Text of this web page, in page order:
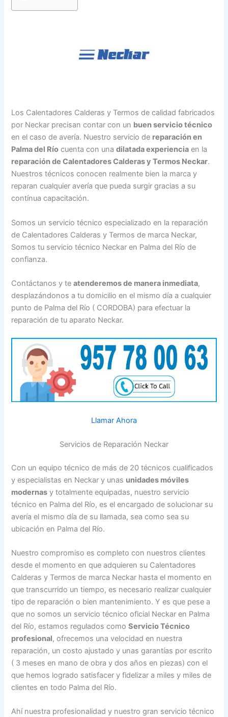
Los Calentadores Calderas y Termos de calidad fabricados
por Neckar precisan contar con un buen servicio técnico
en el caso de avería. Nuestro servicio de reparación en
Palma del Río cuenta con unadilatada experiencia en la
reparación de Calentadores Calderas y Termos Neckar.
Nuestros técnicos conocen realmente bien la marca y
reparan cualquier avería que pueda surgir gracias a su
contínua capacitación.
Somos un servicio técnico especializado en la reparación
de Calentadores Calderas y Termos de marca Neckar,
Somos tu servicio técnico Neckar en Palma del Río de
confianza.
Contáctanos y teatenderemos de manera inmediata,
desplazándonos a tu domicilio en el mismo día a cualquier
punto de Palma del Río ( CORDOBA) para efectuar la
reparación de tu aparato Neckar.
Llamar Ahora
Servicios de Reparación Neckar
Con un equipo técnico de más de 20 técnicos cualificados
y especialistas en Neckar y unas unidades móviles
modernas y totalmente equipadas, nuestro servicio
técnico en Palma del Río, es el encargado de solucionar su
avería el mismo día de su llamada, sea como sea su
ubicación en Palma del Río.
Nuestro compromiso es completo con nuestros clientes
desde el momento en que adquieren su Calentadores
Calderas y Termos de marca Neckar hasta el momento en
que transcurrido un tiempo, es necesario realizar cualquier
tipo de reparación o bien mantenimiento. Y es que pese a
que no somos un servicio técnico oficial Neckar en Palma
del Río, estamos regulados comoServicio Técnico
profesional, ofrecemos una velocidad en nuestra
reparación, un costo ajustado y unas garantías por escrito
( 3 meses en mano de obra y dos años en piezas) con el
que hemos logrado satisfacer y fidelizar a miles y miles de
clientes en todo Palma del Río.
Ahí nuestra profesionalidad y nuestro gran servicio técnico